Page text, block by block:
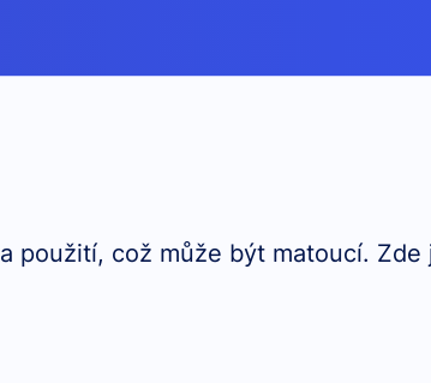
použití, což může být matoucí.